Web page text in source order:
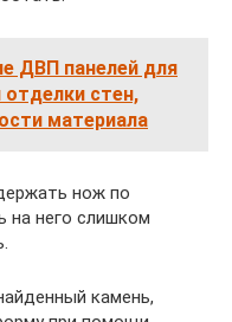
ДВП панелей для
отделки стен,
материала
нож по
на него слишком
камень,